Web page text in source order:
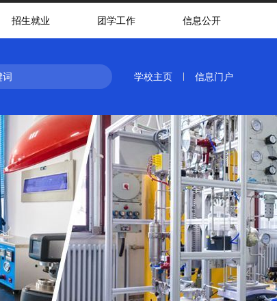
招生就业 团学工作 信息公开
学校主页 信息门户